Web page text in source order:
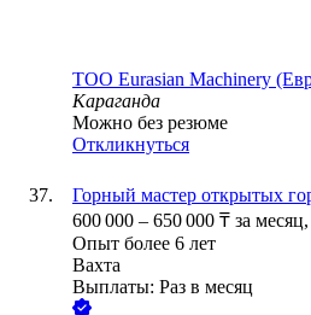
ТОО Eurasian Machinery
Караганда
Можно без резюме
Откликнуться
Горный мастер открытых
600 000 – 650 000 ₸ за месяц,
Опыт более 6 лет
Вахта
Выплаты: Раз в месяц